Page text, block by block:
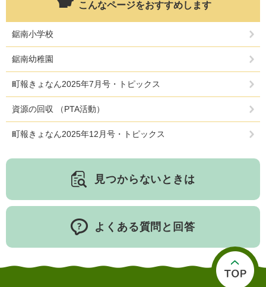
こんなページをおすすめします
鋸南小学校
鋸南幼稚園
町報きょなん2025年7月号・トピックス
資源の回収 （PTA活動）
町報きょなん2025年12月号・トピックス
見つからないときは
よくある質問と回答